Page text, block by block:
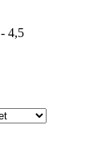
4,5